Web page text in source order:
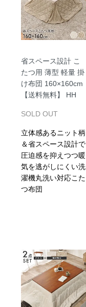
省スペース設計 こ
たつ用 薄型 軽量 掛
け布団 160×160cm
【送料無料】 HH
SOLD OUT
立体感あるニット柄
＆省スペース設計で
圧迫感を抑えつつ暖
気を逃がしにくい洗
濯機丸洗い対応こた
つ布団